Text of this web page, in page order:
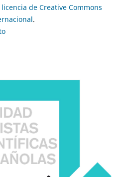
licencia de Creative Commons
.